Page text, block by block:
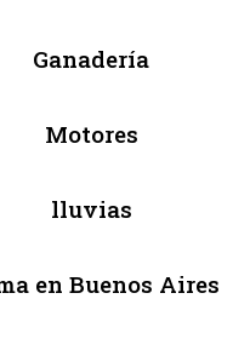
Ganadería
Motores
lluvias
en Buenos Aires